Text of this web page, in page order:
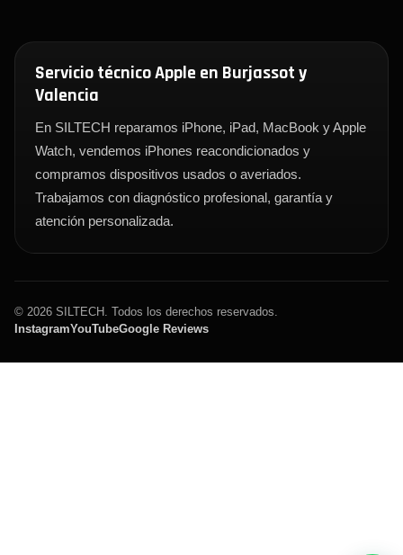
Servicio técnico Apple en Burjassot y
Valencia
En SILTECH reparamos iPhone, iPad, MacBook y Apple
Watch, vendemos iPhones reacondicionados y
compramos dispositivos usados o averiados.
Trabajamos con diagnóstico profesional, garantía y
atención personalizada.
© 2026 SILTECH. Todos los derechos reservados.
InstagramYouTubeGoogle Reviews